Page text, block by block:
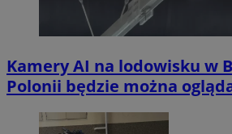
Kamery AI na lodowisku w
Polonii będzie można